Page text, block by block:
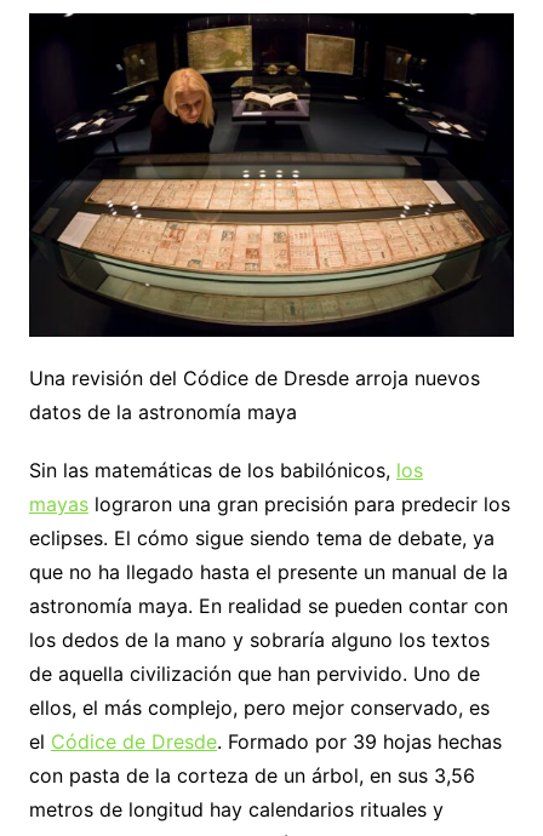
Una revisión del Códice de Dresde arroja nuevos
datos de la astronomía maya
Sin las matemáticas de los babilónicos, los
mayaslograron una gran precisión para predecir los
eclipses. El cómo sigue siendo tema de debate, ya
que no ha llegado hasta el presente un manual de la
astronomía maya. En realidad se pueden contar con
los dedos de la mano y sobraría alguno los textos
de aquella civilización que han pervivido. Uno de
ellos, el más complejo, pero mejor conservado, es
el Códice de Dresde. Formado por 39 hojas hechas
con pasta de la corteza de un árbol, en sus 3,56
metros de longitud hay calendarios rituales y